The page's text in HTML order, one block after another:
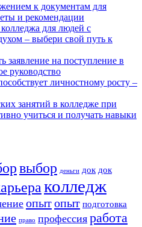
к документам для
и рекомендации
для людей с
– выбери свой путь к
заявление на поступление в
руководство
личностному росту –
занятий в колледже при
учиться и получать навыки
выбор деньги док док
колледж
опытопыт подготовка
право профессия работа